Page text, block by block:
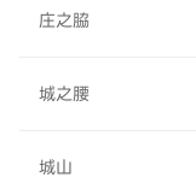
庄之脇
城之腰
城山